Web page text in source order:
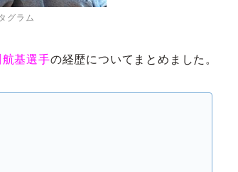
グラム
航基選手の経歴についてまとめました。